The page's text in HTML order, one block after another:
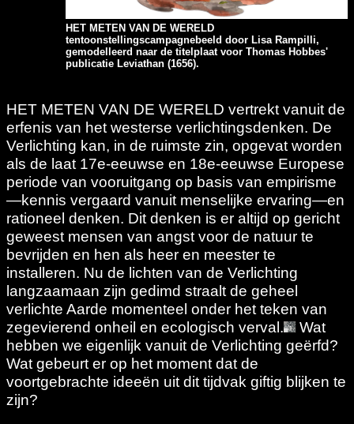
HET METEN VAN DE WERELD
tentoonstellingscampagnebeeld door Lisa Rampilli,
gemodelleerd naar de titelplaat voor Thomas Hobbes'
publicatie Leviathan (1656).
HET METEN VAN DE WERELD vertrekt vanuit de
erfenis van het westerse verlichtingsdenken. De
Verlichting kan, in de ruimste zin, opgevat worden
als de laat 17e-eeuwse en 18e-eeuwse Europese
periode van vooruitgang op basis van empirisme
—kennis vergaard vanuit menselijke ervaring—en
rationeel denken. Dit denken is er altijd op gericht
geweest mensen van angst voor de natuur te
bevrijden en hen als heer en meester te
installeren. Nu de lichten van de Verlichting
langzaamaan zijn gedimd straalt de geheel
verlichte Aarde momenteel onder het teken van
zegevierend onheil en ecologisch verval.
Wat
hebben we eigenlijk vanuit de Verlichting geërfd?
Wat gebeurt er op het moment dat de
voortgebrachte ideeën uit dit tijdvak giftig blijken te
zijn?